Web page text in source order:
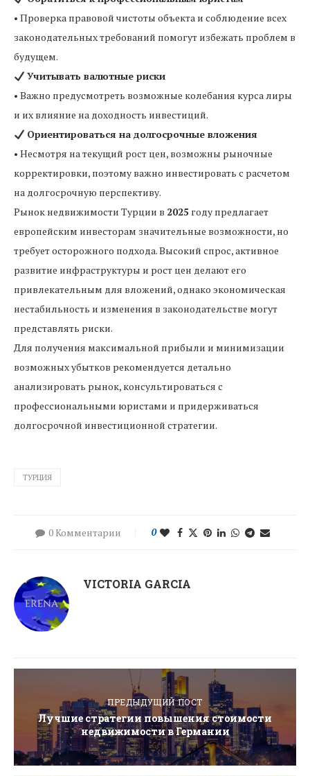
• Проверка правовой чистоты объекта и соблюдение всех
законодательных требований помогут избежать проблем в
будущем.
Учитывать валютные риски
• Важно предусмотреть возможные колебания курса лиры
и их влияние на доходность инвестиций.
Ориентироваться на долгосрочные вложения
• Несмотря на текущий рост цен, возможны рыночные
корректировки, поэтому важно инвестировать с расчетом
на долгосрочную перспективу.
Рынок недвижимости Турции в 2025 году предлагает
европейским инвесторам значительные возможности, но
требует осторожного подхода. Высокий спрос, активное
развитие инфраструктуры и рост цен делают его
привлекательным для вложений, однако экономическая
нестабильность и изменения в законодательстве могут
представлять риски.
Для получения максимальной прибыли и минимизации
возможных убытков рекомендуется детально
анализировать рынок, консультироваться с
профессиональными юристами и придерживаться
долгосрочной инвестиционной стратегии.
ТУРЦИЯ
0 Комментарии 0
VICTORIA GARCIA
ПРЕДЫДУЩИЙ ПОСТ
Лучшие стратегии повышения стоимости
недвижимости в Германии